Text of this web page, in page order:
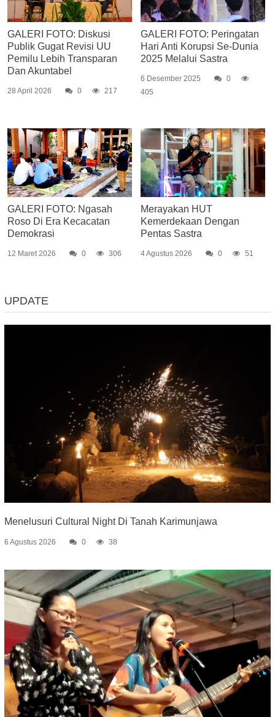
GALERI FOTO: Diskusi
Publik Gugat Revisi UU
Pemilu Lebih Transparan
Dan Akuntabel
28 April 2026 0 217
GALERI FOTO: Peringatan
Hari Anti Korupsi Se-Dunia
2025 Melalui Sastra
6 Desember 2025
0
405
GALERI FOTO: Ngasah
Roso Di Era Kecacatan
Demokrasi
12 Maret 2026 0 306
Merayakan HUT
Kemerdekaan Dengan
Pentas Sastra
4 Agustus 2026 0 51
UPDATE
Menelusuri Cultural Night Di Tanah Karimunjawa
6 Agustus 2026 0 38